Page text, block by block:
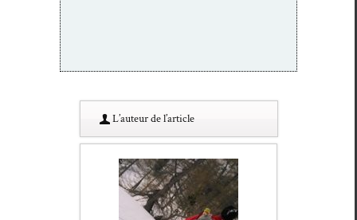
L’au­teur de l’article